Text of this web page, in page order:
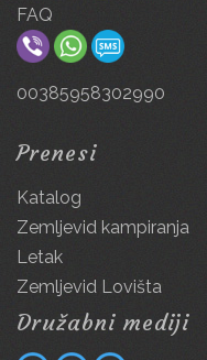
FAQ
00385958302990
Prenesi
Katalog
Zemljevid kampiranja
Letak
Zemljevid Lovišta
Družabni mediji